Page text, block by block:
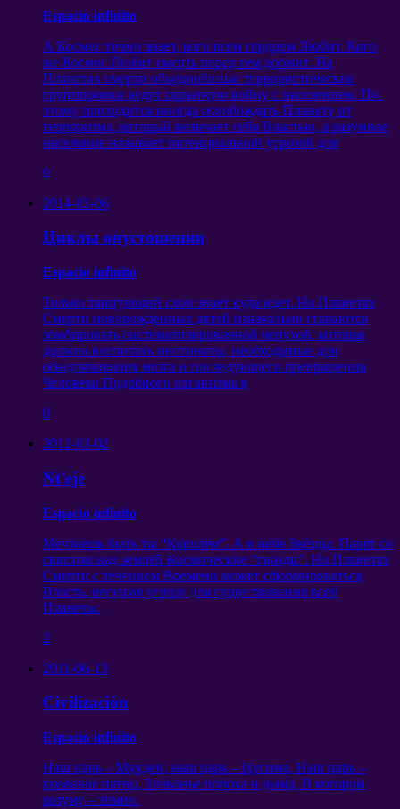
Espacio infinito
А Космос точно знает, кого всем сердцем Любит. Кого
же Космос Любит смерть перед тем дрожит. На
Планетах смерти объединённые террористические
группировки ведут скрытную войну с населением. По-
этому приходится иногда освобождать Планету от
терроризма, который величает себя Властью, а разумное
население называет потенциальной угрозой для
0
2014-03-06
Циклы опустошения
Espacio infinito
Только танцующий слон знает куда идет. На Планетах
Смерти новорожденных детей изначально стараются
зомбировать систематизированной чепухой, которая
должна воспитать инстинкты, необходимые для
обыдлячивания мозга и последующего превращения
Человеко Подобного организма в
0
2012-03-02
Nt'eje
Espacio infinito
Мечтаешь быть ты “Королём”. А в небе Звёзды. Парят со
свистом над землёй Космические “гвозди”. На Планетах
Смерти с течением Времени может сформироваться
Власть, несущая угрозу для существования всей
Планеты.
2
2011-06-13
Civilización
Espacio infinito
Наш царь – Мукден, наш царь – Цусима, Наш царь –
кровавое пятно, Зловонье пороха и дыма, В котором
разуму – темно.